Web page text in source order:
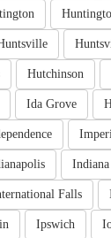
Hutchinson
Ida Grove
Indiana
Falls
Ipswich